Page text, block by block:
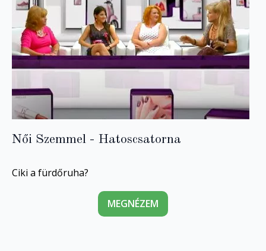
Női Szemmel - Hatoscsatorna
Ciki a fürdőruha?
MEGNÉZEM